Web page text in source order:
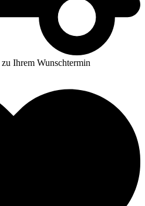
zu Ihrem Wunschtermin